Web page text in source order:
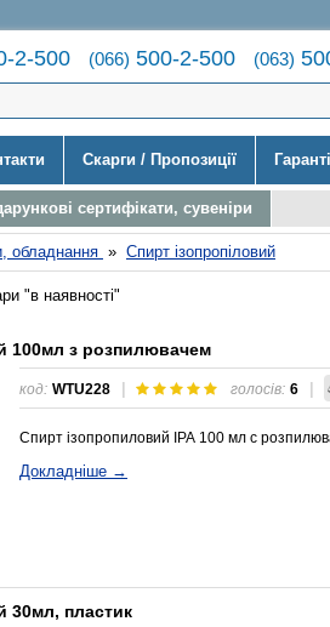
2-500 (066) 500-2-500 (063)
Скарги / Пропозиції
сертифікати, сувеніри
обладнання » Спирт ізопропіловий
"в наявності"
100мл з розпилювачем
код: WTU228 голосів: 6
Спирт ізопропиловий ІРА 100 мл с
Докладніше →
30мл, пластик